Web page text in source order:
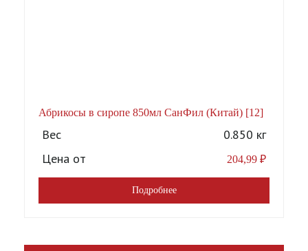
Абрикосы в сиропе 850мл СанФил (Китай) [12]
Вес
0.850 кг
Цена от
204,99 ₽
Подробнее